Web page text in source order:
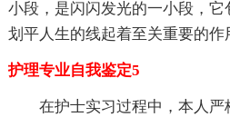
小段，是闪闪发光的一小段，
划平人生的线起着至关重要的作
护理专业自我鉴定5
在护士实习过程中，本人严